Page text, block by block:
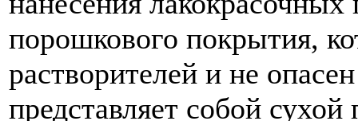
порошкового покрытия,
растворителей и не
представляет собой